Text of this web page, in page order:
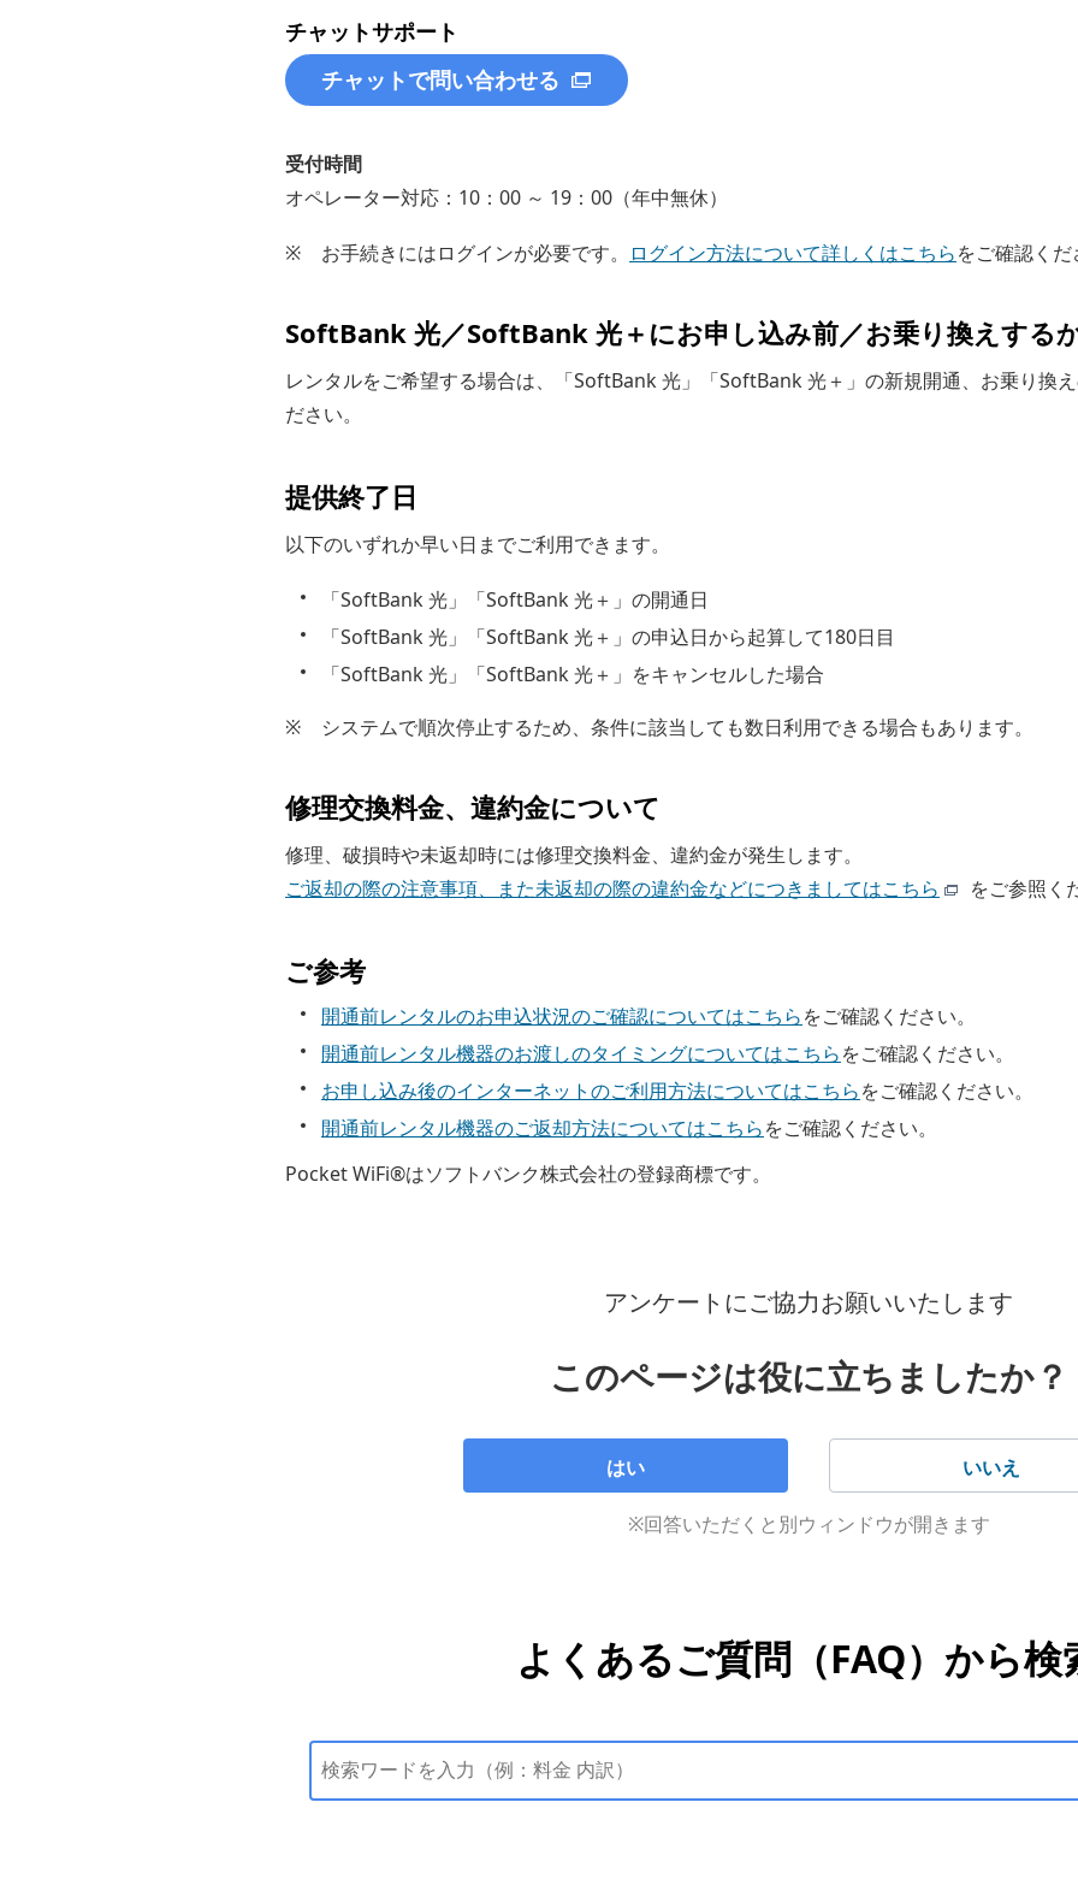
チャットサポート
チャットで問い合わせる
受付時間
オペレーター対応：10：00 ～ 19：00（年中無休）
※ お手続きにはログインが必要です。 ログイン方法について詳しくはこちらをご確認く
SoftBank 光／SoftBank 光＋にお申し込み前／お乗り換えする
レンタルをご希望する場合は、「SoftBank 光」「SoftBank 光＋」の新規開通、お乗り換
ださい。
提供終了日
以下のいずれか早い日までご利用できます。
「SoftBank 光」「SoftBank 光＋」の開通日
「SoftBank 光」「SoftBank 光＋」の申込日から起算して180日目
「SoftBank 光」「SoftBank 光＋」をキャンセルした場合
※
システムで順次停止するため、条件に該当しても数日利用できる場合もあります。
修理交換料金、違約金について
修理、破損時や未返却時には修理交換料金、違約金が発生します。
ご返却の際の注意事項、また未返却の際の違約金などにつきましてはこちら
をご参照く
ご参考
開通前レンタルのお申込状況のご確認についてはこちらをご確認ください。
開通前レンタル機器のお渡しのタイミングについてはこちらをご確認ください。
お申し込み後のインターネットのご利用方法についてはこちらをご確認ください。
開通前レンタル機器のご返却方法についてはこちらをご確認ください。
Pocket WiFi®はソフトバンク株式会社の登録商標です。
アンケートにご協力お願いいたします
このページは役に立ちましたか？
はい いいえ
※回答いただくと別ウィンドウが開きます
よくあるご質問（FAQ）から検